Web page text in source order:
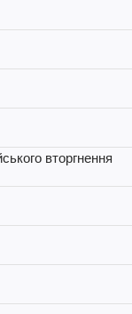
вторгнення